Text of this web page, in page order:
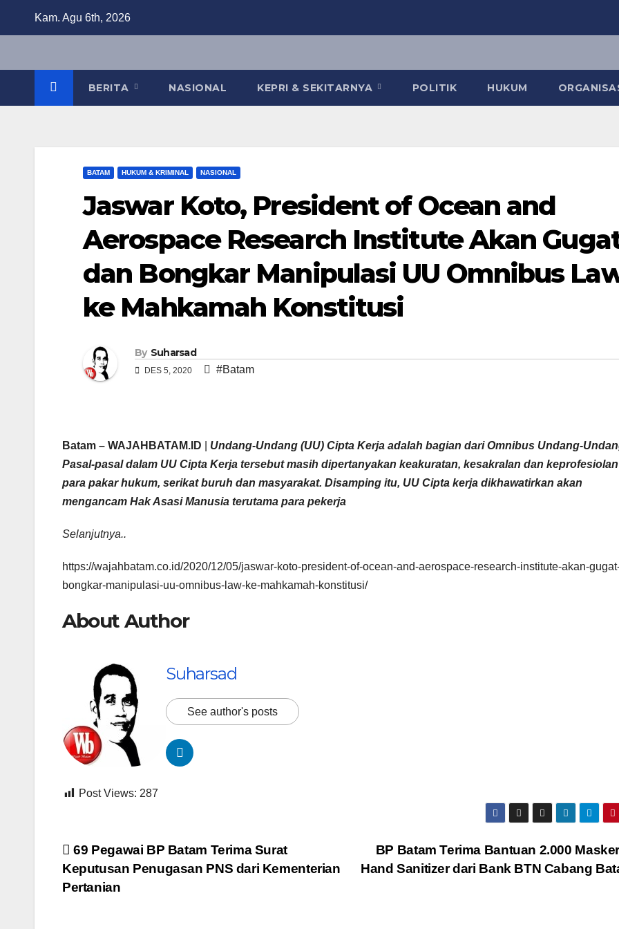
Kam. Agu 6th, 2026
BERITA NASIONAL KEPRI & SEKITARNYA POLITIK HUKUM
BATAM HUKUM & KRIMINAL NASIONAL
Jaswar Koto, President of Ocean and
Aerospace Research Institute Akan
dan Bongkar Manipulasi UU Omnibus
ke Mahkamah Konstitusi
By Suharsad
DES 5, 2020 #Batam
Batam – WAJAHBATAM.ID
Undang-Undang (UU) Cipta Kerja adalah bagian dari Omnibus Undang-
Pasal-pasal dalam UU Cipta Kerja tersebut masih dipertanyakan keakuratan, kesakralan dan
para pakar hukum, serikat buruh dan masyarakat. Disamping itu, UU Cipta kerja dikhawatirkan akan
mengancam Hak Asasi Manusia terutama para pekerja
Selanjutnya..
https://wajahbatam.co.id/2020/12/05/jaswar-koto-president-of-ocean-and-aerospace-research-institute-akan-
bongkar-manipulasi-uu-omnibus-law-ke-mahkamah-konstitusi/
About Author
Suharsad
See author's posts
Post Views: 287
Navigasi
pos
BP Batam Terima Bantuan 2.000
Hand Sanitizer dari Bank BTN Cabang
69 Pegawai BP Batam Terima Surat
Keputusan Penugasan PNS dari Kementerian
Pertanian